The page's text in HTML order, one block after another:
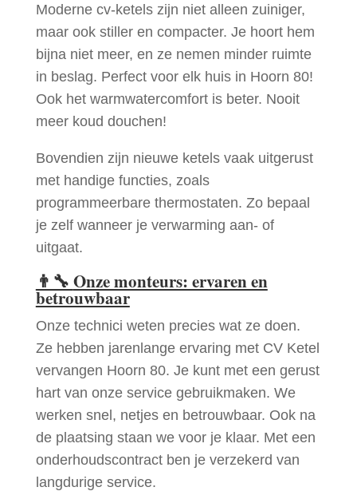
Moderne cv-ketels zijn niet alleen zuiniger,
maar ook stiller en compacter. Je hoort hem
bijna niet meer, en ze nemen minder ruimte
in beslag. Perfect voor elk huis in Hoorn 80!
Ook het warmwatercomfort is beter. Nooit
meer koud douchen!
Bovendien zijn nieuwe ketels vaak uitgerust
met handige functies, zoals
programmeerbare thermostaten. Zo bepaal
je zelf wanneer je verwarming aan- of
uitgaat.
👨‍🔧 Onze monteurs: ervaren en
betrouwbaar
Onze technici weten precies wat ze doen.
Ze hebben jarenlange ervaring met CV Ketel
vervangen Hoorn 80. Je kunt met een gerust
hart van onze service gebruikmaken. We
werken snel, netjes en betrouwbaar. Ook na
de plaatsing staan we voor je klaar. Met een
onderhoudscontract ben je verzekerd van
langdurige service.